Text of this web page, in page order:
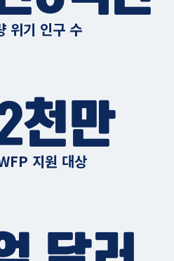
위기 인구 수
천만
지원 대상